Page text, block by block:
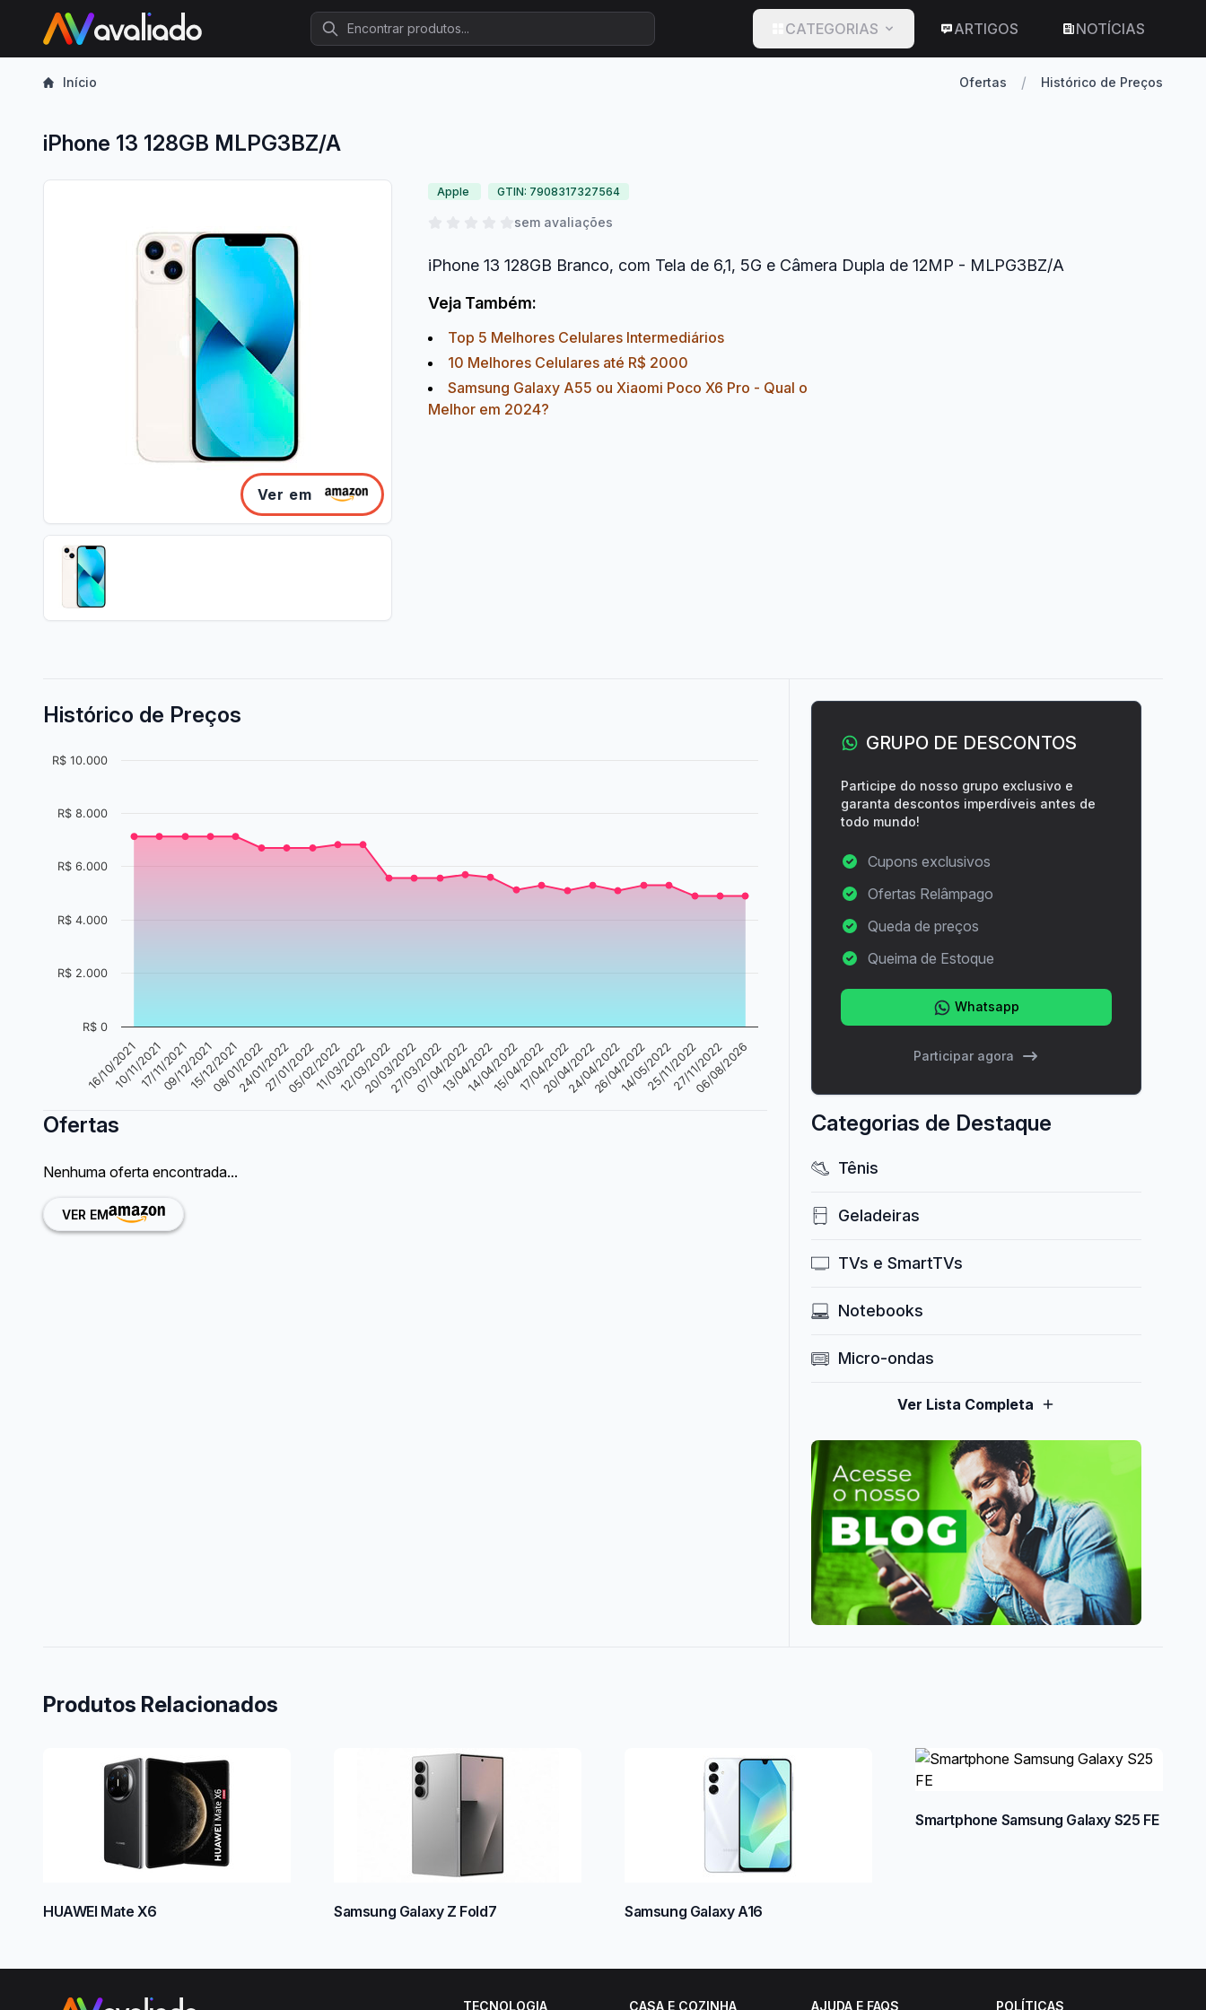
Procurar
CATEGORIAS ARTIGOS NOTÍCIAS
Início Ofertas / Histórico de Preços
iPhone 13 128GB MLPG3BZ/A
Ver em
Apple GTIN: 7908317327564
sem avaliações
iPhone 13 128GB Branco, com Tela de 6,1, 5G e Câmera Dupla de 12MP - MLPG3BZ/A
Veja Também:
Top 5 Melhores Celulares Intermediários
10 Melhores Celulares até R$ 2000
Samsung Galaxy A55 ou Xiaomi Poco X6 Pro - Qual o
Melhor em 2024?
Histórico de Preços
16/10/2021
10/11/202117/11/2021
09/12/202115/12/2021
08/01/2022
24/01/2022
27/01/2022
05/02/202211/03/2022
12/03/2022
20/03/2022
27/03/2022
07/04/2022
13/04/2022
14/04/2022
15/04/2022
17/04/2022
20/04/2022
24/04/2022
26/04/2022
14/05/202225/11/202227/11/2022
06/08/2026
R$ 0
R$ 2.000
R$ 4.000
R$ 6.000
R$ 8.000
R$ 10.000
Ofertas
Nenhuma oferta encontrada...
VER EM
GRUPO DE DESCONTOS
Participe do nosso grupo exclusivo e
garanta descontos imperdíveis antes de
todo mundo!
Cupons exclusivos
Ofertas Relâmpago
Queda de preços
Queima de Estoque
Whatsapp
Participar agora
Categorias de Destaque
Tênis
Geladeiras
TVs e SmartTVs
Notebooks
Micro-ondas
Ver Lista Completa
Produtos Relacionados
HUAWEI Mate X6 Samsung Galaxy Z Fold7 Samsung Galaxy A16
Smartphone Samsung Galaxy S25 FE
TECNOLOGIA CASA E COZINHA AJUDA E FAQS POLÍTICAS